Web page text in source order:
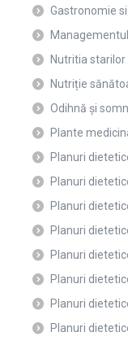
Gastronomie
Nutritia
Nutriție
Odihnă și somn
Plante
Planuri
Planuri
Planuri
Planuri
Planuri
Planuri
Planuri
Planuri